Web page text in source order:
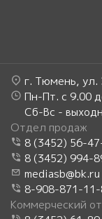
г. Тюмень, ул.
Пн-Пт. с 9.00
Сб-Вс -
Отдел продаж
8 (3452) 56-
8 (3452) 994-
mediasb@bk.ru
8-908-871-
Коммерческий